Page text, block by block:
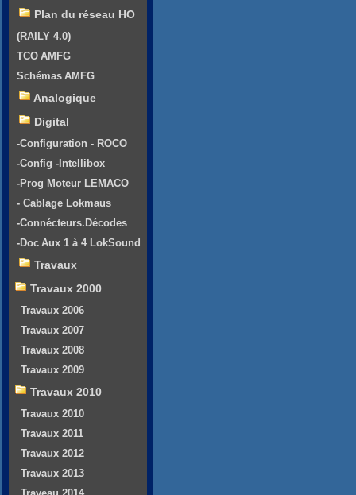
Plan du réseau HO
(RAILY 4.0)
TCO AMFG
Schémas AMFG
Analogique
Digital
-Configuration - ROCO
-Config -Intellibox
-Prog Moteur LEMACO
- Cablage Lokmaus
-Connécteurs.Décodes
-Doc Aux 1 à 4 LokSound
Travaux
Travaux 2000
Travaux 2006
Travaux 2007
Travaux 2008
Travaux 2009
Travaux 2010
Travaux 2010
Travaux 2011
Travaux 2012
Travaux 2013